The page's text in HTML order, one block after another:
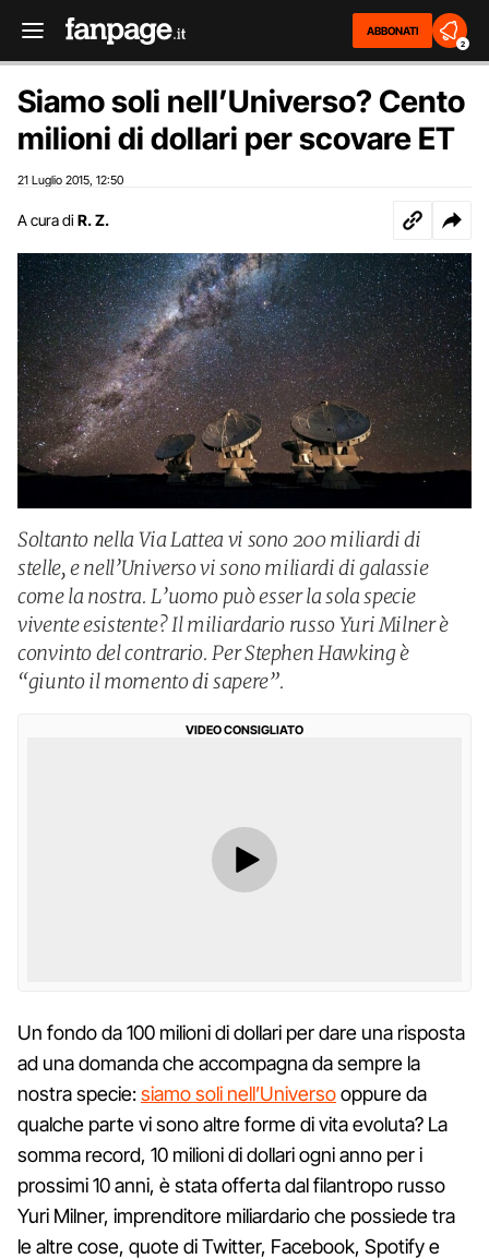
ABBONATI
2
Siamo soli nell’Universo? Cento
milioni di dollari per scovare ET
21 Luglio 2015 12:50
A cura di R. Z.
Soltanto nella Via Lattea vi sono 200 miliardi di
stelle, e nell’Universo vi sono miliardi di galassie
come la nostra. L’uomo può esser la sola specie
vivente esistente? Il miliardario russo Yuri Milner è
convinto del contrario. Per Stephen Hawking è
“giunto il momento di sapere”.
VIDEO CONSIGLIATO
Un fondo da 100 milioni di dollari per dare una risposta
ad una domanda che accompagna da sempre la
nostra specie:siamo soli nell’Universooppure da
qualche parte vi sono altre forme di vita evoluta? La
somma record, 10 milioni di dollari ogni anno per i
prossimi 10 anni, è stata offerta dal filantropo russo
Yuri Milner, imprenditore miliardario che possiede tra
le altre cose, quote di Twitter, Facebook, Spotify e